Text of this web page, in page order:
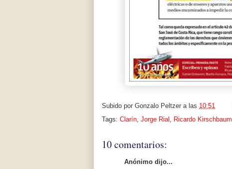
Subido por Gonzalo Peltzer a las 10:51
Tags: Clarín, Jorge Rial , Ricardo Kirschbaum
10 comentarios:
Anónimo dijo...